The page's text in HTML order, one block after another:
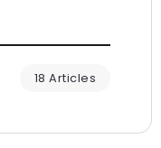
18 Articles